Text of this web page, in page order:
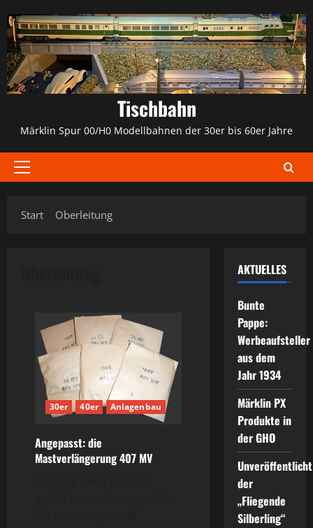
Inhalt
springen
Tischbahn
Märklin Spur 00/H0 Modellbahnen der 30er bis 60er Jahre
Primäres
Start
Oberleitung
30er 40er Anlagenbau
Angepasst: die
Mastverlängerung 407 MV
AKTUELLES
Bunte
Pappe:
Werbeaufsteller
aus dem
Jahr 1934
Märklin PX
Produkte in
der GHO
der
„Fliegende
Silberling“